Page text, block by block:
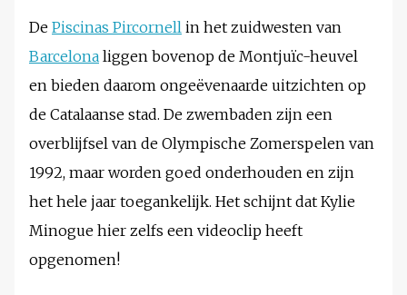
De Piscinas Pircornell in het zuidwesten van
Barcelona liggen bovenop de Montjuïc-heuvel
en bieden daarom ongeëvenaarde uitzichten op
de Catalaanse stad. De zwembaden zijn een
overblijfsel van de Olympische Zomerspelen van
1992, maar worden goed onderhouden en zijn
het hele jaar toegankelijk. Het schijnt dat Kylie
Minogue hier zelfs een videoclip heeft
opgenomen!